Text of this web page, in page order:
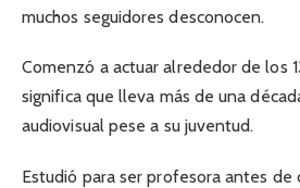
muchos seguidores desconocen.
Comenzó a actuar alrededor de los
significa que lleva más de una
audiovisual pese a su juventud.
Estudió para ser profesora antes de